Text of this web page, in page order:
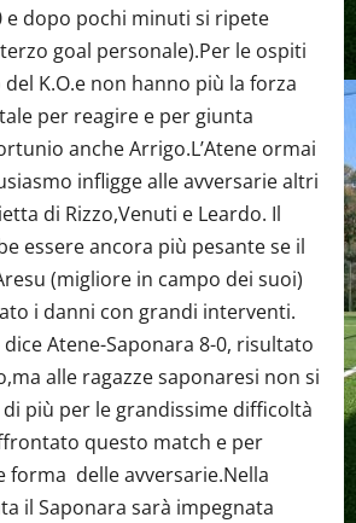
e dopo pochi minuti si ripete
goal personale).Per le ospiti
K.O.e non hanno più la forza
per reagire e per giunta
anche Arrigo.L’Atene ormai
infligge alle avversarie altri
di Rizzo,Venuti e Leardo. Il
essere ancora più pesante se il
(migliore in campo dei suoi)
i danni con grandi interventi.
Atene-Saponara 8-0, risultato
alle ragazze saponaresi non si
più per le grandissime difficoltà
questo match e per
forma delle avversarie.Nella
il Saponara sarà impegnata